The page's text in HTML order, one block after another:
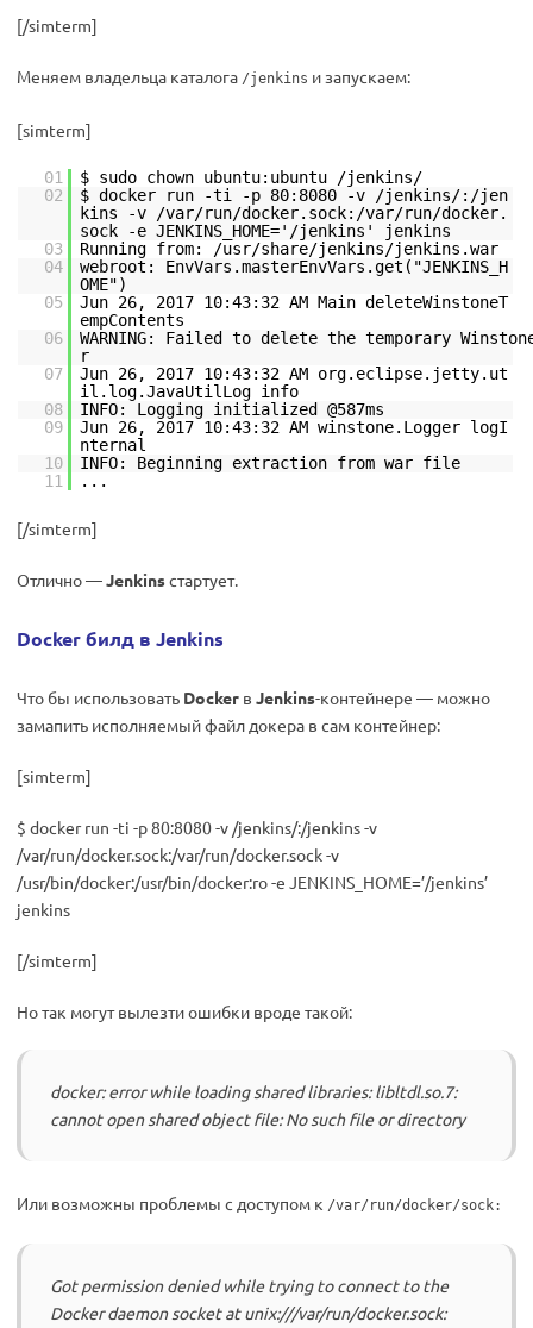
[/simterm]
Меняем владельца каталога /jenkins и запускаем:
[simterm]
01
$ sudo chown ubuntu:ubuntu /jenkins/
02
$ docker run -ti -p 80:8080 -v /jenkins/:/jen
kins -v /var/run/docker.sock:/var/run/docker.
sock -e JENKINS_HOME='/jenkins' jenkins
03
Running from: /usr/share/jenkins/jenkins.war
04
webroot: EnvVars.masterEnvVars.get("JENKINS_H
OME")
05
Jun 26, 2017 10:43:32 AM Main deleteWinstoneT
empContents
06
WARNING: Failed to delete the temporary
07
Jun 26, 2017 10:43:32 AM org.eclipse.jetty.ut
il.log.JavaUtilLog info
08
INFO: Logging initialized @587ms
09
Jun 26, 2017 10:43:32 AM winstone.Logger logI
nternal
10
INFO: Beginning extraction from war file
11
...
[/simterm]
Отлично —Jenkinsстартует.
Docker билд в Jenkins
Что бы использовать Docker в Jenkins-контейнере — можно
замапить исполняемый файл докера в сам контейнер:
[simterm]
$ docker run -ti -p 80:8080 -v /jenkins/:/jenkins -v
/var/run/docker.sock:/var/run/docker.sock -v
/usr/bin/docker:/usr/bin/docker:ro -e JENKINS_HOME=’/jenkins’
jenkins
[/simterm]
Но так могут вылезти ошибки вроде такой:
docker: error while loading shared libraries: libltdl.so.7:
cannot open shared object file: No such file or directory
Или возможны проблемы с доступом к /var/run/docker/sock:
Got permission denied while trying to connect to the
Docker daemon socket at unix:///var/run/docker.sock: